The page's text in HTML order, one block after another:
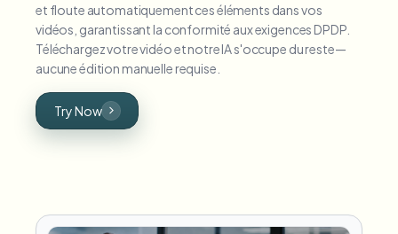
et floute automatiquement ces éléments dans vos
vidéos, garantissant la conformité aux exigences DPDP.
Téléchargez votre vidéo et notre IA s'occupe du reste—
aucune édition manuelle requise.
Try Now